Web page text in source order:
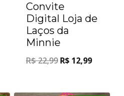
Convite
Digital Loja de
Laços da
Minnie
R$22,99 R$ 12,99